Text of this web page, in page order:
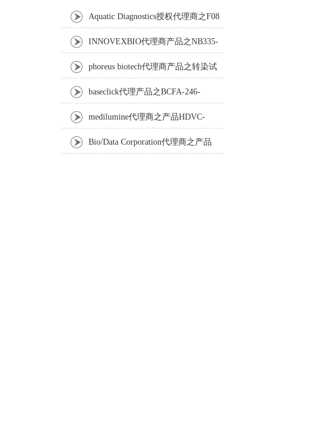
Aquatic Diagnostics授权代理商之F08
Anti-Turbot IgM monoclonal antibody
INNOVEXBIO代理商产品之NB335-
60-60ML Fc Receptor Blocker – Azide-Free
phoreus biotech代理商产品之转染试
剂BAPtofect-25 5mg kit
baseclick代理产品之BCFA-246-
5mg，Tri-β-GalNAc-PEG3-Azide
medilumine代理商之产品HDVC-
121，Fenestra HDVC动物CT造影剂
Bio/Data Corporation代理商之产品